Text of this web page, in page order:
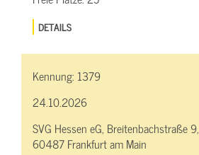
DETAILS
Kennung: 1379
24.10.2026
SVG Hessen eG, Breitenbachstraße 9,
60487 Frankfurt am Main